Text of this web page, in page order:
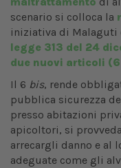
scenario si colloca la
iniziativa di Malaguti
legge 313 del 24
due nuovi articoli (6
Il 6 bis, rende
pubblica sicurezza
presso abitazioni
apicoltori, si
arrecargli danno e al
adeguate come gli